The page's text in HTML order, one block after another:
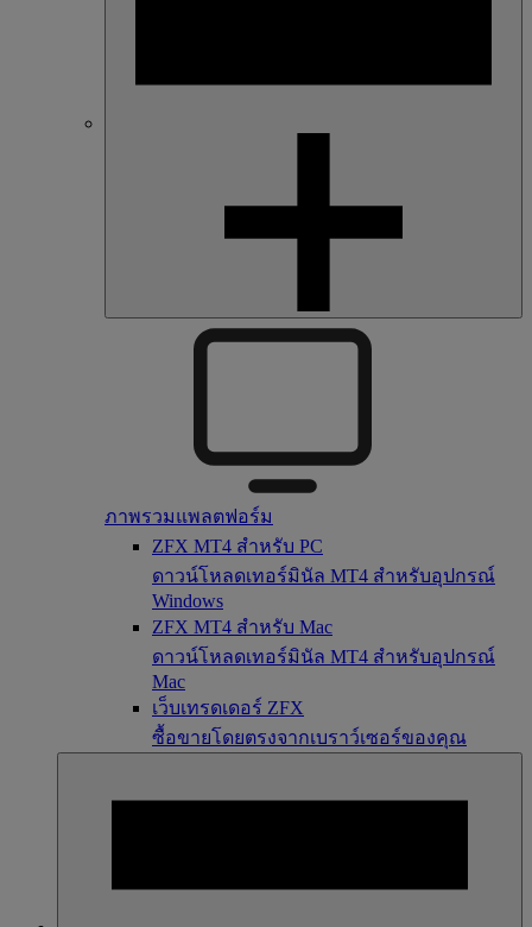
ภาพรวมแพลตฟอร์ม
ZFX MT4 สำหรับ PC
ดาวน์โหลดเทอร์มินัล MT4 สำหรับอุปกรณ์
Windows
ZFX MT4 สำหรับ Mac
ดาวน์โหลดเทอร์มินัล MT4 สำหรับอุปกรณ์
Mac
เว็บเทรดเดอร์ ZFX
ซื้อขายโดยตรงจากเบราว์เซอร์ของคุณ